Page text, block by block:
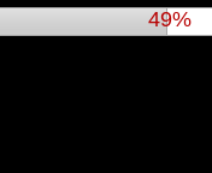
52%